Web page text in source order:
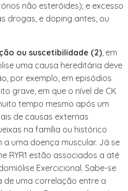
não esteróides); e excesso
drogas, e doping antes, ou
ou suscetibilidade (2), em
uma causa hereditária deve
por exemplo, em episódios
grave, em que o nível de CK
tempo mesmo após um
de causas externas
na família ou histórico
uma doença muscular. Já se
RYR1 estão associados a até
Exercicional. Sabe-se
de uma correlação entre a